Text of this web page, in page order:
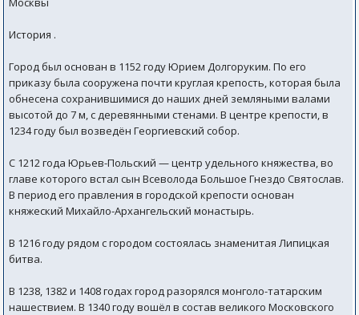
История .
Город был основан в 1152 году Юрием Долгоруким. По его
приказу была сооружена почти круглая крепость, которая была
обнесена сохранившимися до наших дней земляными валами
высотой до 7 м, с деревянными стенами. В центре крепости, в
1234 году был возведён Георгиевский собор.
С 1212 года Юрьев-Польский — центр удельного княжества, во
главе которого встал сын Всеволода Большое Гнездо Святослав.
В период его правления в городской крепости основан
княжеский Михайло-Архангельский монастырь.
В 1216 году рядом с городом состоялась знаменитая Липицкая
битва.
В 1238, 1382 и 1408 годах город разорялся монголо-татарским
нашествием. В 1340 году вошёл в состав великого Московского